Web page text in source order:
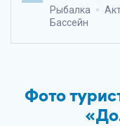
Рыбалка
Бассейн
Фото